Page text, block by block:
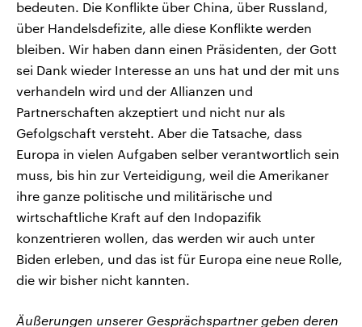
bedeuten. Die Konflikte über China, über Russland,
über Handelsdefizite, alle diese Konflikte werden
bleiben. Wir haben dann einen Präsidenten, der Gott
sei Dank wieder Interesse an uns hat und der mit uns
verhandeln wird und der Allianzen und
Partnerschaften akzeptiert und nicht nur als
Gefolgschaft versteht. Aber die Tatsache, dass
Europa in vielen Aufgaben selber verantwortlich sein
muss, bis hin zur Verteidigung, weil die Amerikaner
ihre ganze politische und militärische und
wirtschaftliche Kraft auf den Indopazifik
konzentrieren wollen, das werden wir auch unter
Biden erleben, und das ist für Europa eine neue Rolle,
die wir bisher nicht kannten.
Äußerungen unserer Gesprächspartner geben deren